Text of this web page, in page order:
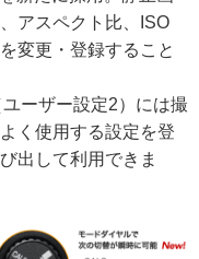
アスペクト比、ISO
変更・登録すること
ーザー設定2）には撮
く使用する設定を登
出して利用できま